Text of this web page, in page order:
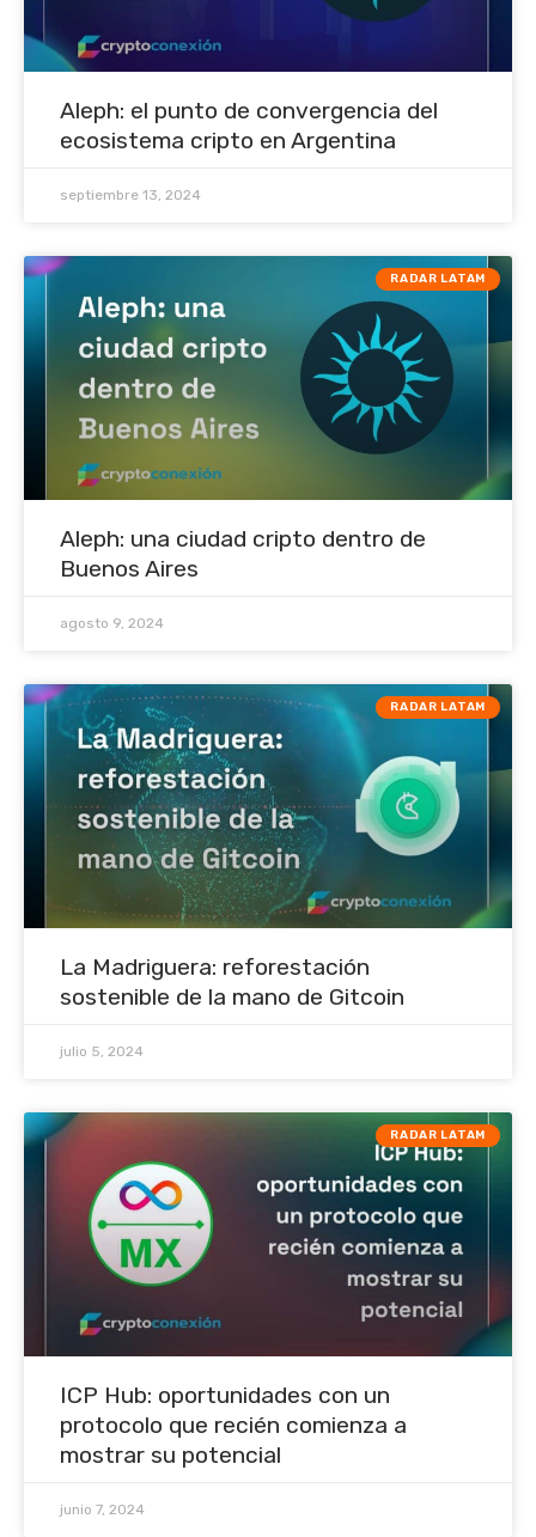
Aleph: el punto de convergencia del
ecosistema cripto en Argentina
septiembre 13, 2024
RADAR LATAM
Aleph: una ciudad cripto dentro de
Buenos Aires
agosto 9, 2024
RADAR LATAM
La Madriguera: reforestación
sostenible de la mano de Gitcoin
julio 5, 2024
RADAR LATAM
ICP Hub: oportunidades con un
protocolo que recién comienza a
mostrar su potencial
junio 7, 2024